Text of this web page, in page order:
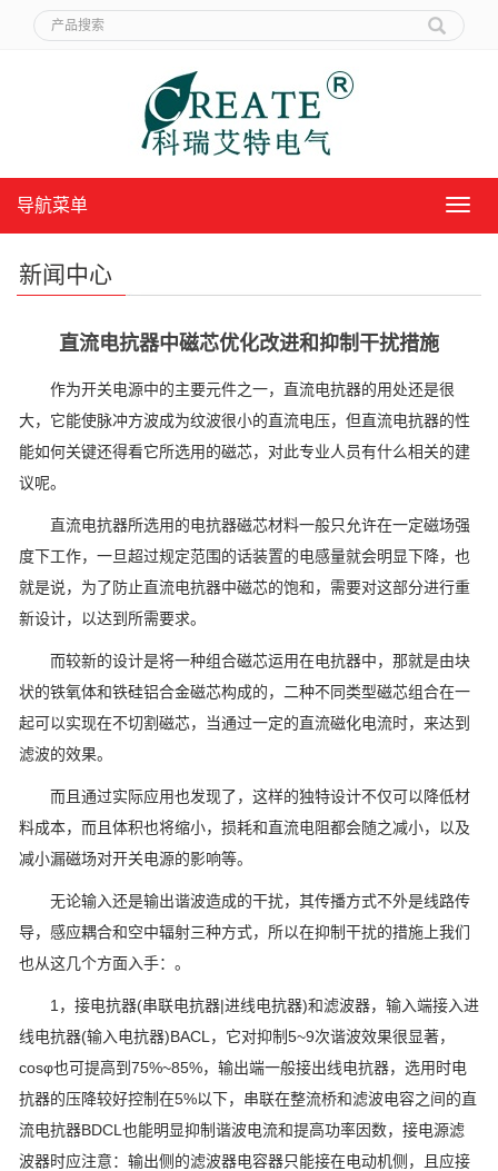
导
导航菜单
新闻中心
直流电抗器中磁芯优化改进和抑制干扰措施
作为开关电源中的主要元件之一，直流电抗器的用处还是很
大，它能使脉冲方波成为纹波很小的直流电压，但直流电抗器的性
能如何关键还得看它所选用的磁芯，对此专业人员有什么相关的建
议呢。
直流电抗器所选用的电抗器磁芯材料一般只允许在一定磁场强
度下工作，一旦超过规定范围的话装置的电感量就会明显下降，也
就是说，为了防止直流电抗器中磁芯的饱和，需要对这部分进行重
新设计，以达到所需要求。
而较新的设计是将一种组合磁芯运用在电抗器中，那就是由块
状的铁氧体和铁硅铝合金磁芯构成的，二种不同类型磁芯组合在一
起可以实现在不切割磁芯，当通过一定的直流磁化电流时，来达到
滤波的效果。
而且通过实际应用也发现了，这样的独特设计不仅可以降低材
料成本，而且体积也将缩小，损耗和直流电阻都会随之减小，以及
减小漏磁场对开关电源的影响等。
无论输入还是输出谐波造成的干扰，其传播方式不外是线路传
导，感应耦合和空中辐射三种方式，所以在抑制干扰的措施上我们
也从这几个方面入手：。
1，接电抗器(串联电抗器|进线电抗器)和滤波器，输入端接入进
线电抗器(输入电抗器)BACL，它对抑制5~9次谐波效果很显著，
cosφ也可提高到75%~85%，输出端一般接出线电抗器，选用时电
抗器的压降较好控制在5%以下，串联在整流桥和滤波电容之间的直
流电抗器BDCL也能明显抑制谐波电流和提高功率因数，接电源滤
波器时应注意：输出侧的滤波器电容器只能接在电动机侧，且应接